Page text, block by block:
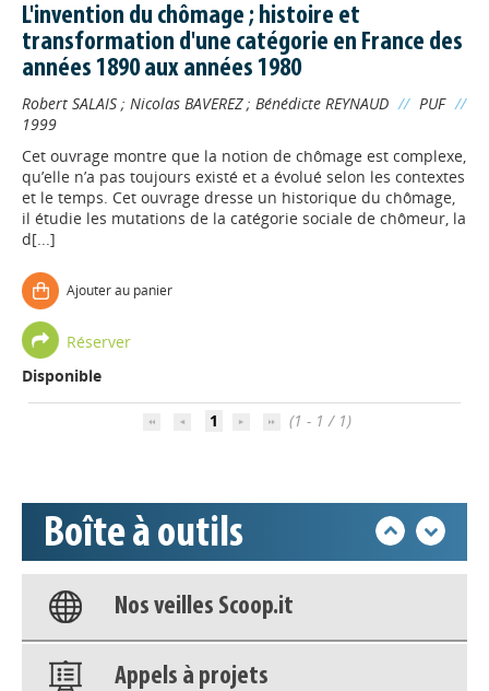
L'invention du chômage ; histoire et
transformation d'une catégorie en France des
années 1890 aux années 1980
Robert SALAIS ; Nicolas BAVEREZ; Bénédicte REYNAUD // PUF //
1999
Cet ouvrage montre que la notion de chômage est complexe,
qu’elle n’a pas toujours existé et a évolué selon les contextes
et le temps. Cet ouvrage dresse un historique du chômage,
il étudie les mutations de la catégorie sociale de chômeur, la
d[...]
Ajouter au panier
Réserver
Disponible
1 (1 - 1 / 1)
Boîte à outils
Base documentaire
Nos veilles Scoop.it
Appels à projets